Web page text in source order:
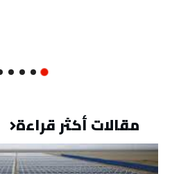
مقالات أكثر قراءة